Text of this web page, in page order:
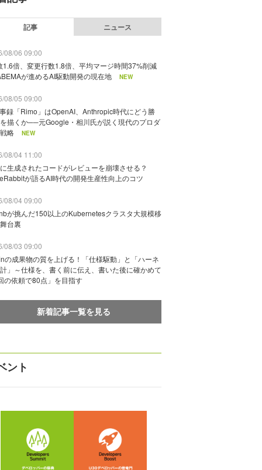
記事 ニュース
08/06 09:00
1.6倍、変更行数1.8倍、平均マージ時間37%削減
が進めるAI駆動開発の現在地
NEW
08/05 09:00
録「Rimo」はOpenAI、Anthropic時代にどう勝
描くか──元Google・相川氏が説く現代のプロダ
略
NEW
08/04 11:00
生成されたコードがレビューを崩壊させる？
が語るAI時代の開発生産性向上のコツ
08/04 09:00
が挑んだ150以上のKubernetesクラスタ大規模移
台裏
08/03 09:00
の成果物の質を上げる！「仕様駆動」と「ハーネ
」～仕様を、書く前に伝え、書いた後に確かめて
の依頼で80点」を目指す
新着記事一覧を見る
ント